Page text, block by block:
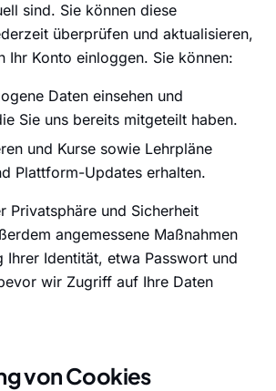
sind. Sie können diese
überprüfen und aktualisieren,
Ihr Konto einloggen. Sie können:
Daten einsehen und
Sie uns bereits mitgeteilt haben.
und Kurse sowie Lehrpläne
Plattform-Updates erhalten.
Privatsphäre und Sicherheit
angemessene Maßnahmen
Ihrer Identität, etwa Passwort und
wir Zugriff auf Ihre Daten
von Cookies